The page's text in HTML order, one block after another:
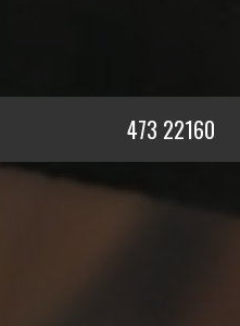
473 22160